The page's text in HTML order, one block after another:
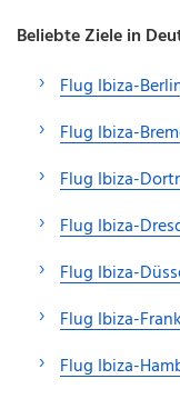
Beliebte Ziele in
Flug Ibiza-
Flug Ibiza-
Flug Ibiza-
Flug Ibiza-
Flug Ibiza-
Flug Ibiza-
Flug Ibiza-